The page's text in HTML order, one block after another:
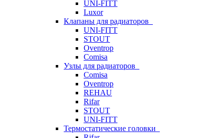
UNI-FITT
Luxor
Клапаны для радиаторов
UNI-FITT
STOUT
Oventrop
Comisa
Узлы для радиаторов
Comisa
Oventrop
REHAU
Rifar
STOUT
UNI-FITT
Термостатические головки